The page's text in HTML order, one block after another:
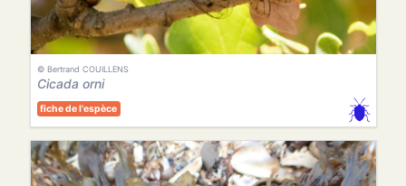
© Bertrand COUILLENS
Cicada orni
fiche de l'espèce